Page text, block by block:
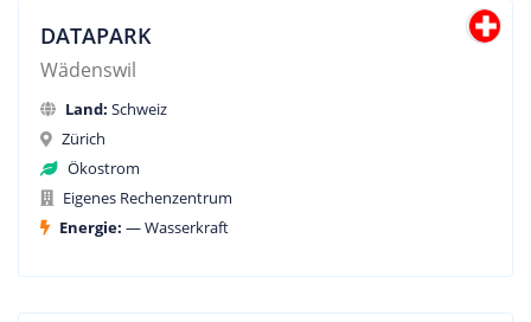
DATAPARK
Wädenswil
Land: Schweiz
Zürich
Ökostrom
Eigenes Rechenzentrum
Energie: — Wasserkraft